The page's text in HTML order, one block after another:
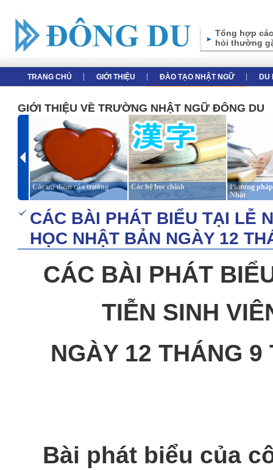
Tổng hợp
hỏi thường
TRANG CHỦ GIỚI THIỆU ĐÀO TẠO NHẬT NGỮ DU
GIỚI THIỆU VỀ TRƯỜNG NHẬT NGỮ ĐÔNG DU
Các ưu điểm của trường Các hệ học chính
Phương
Nhật
CÁC BÀI PHÁT BIỂU TẠI LỄ
HỌC NHẬT BẢN NGÀY 12
CÁC BÀI PHÁT
TIỄN SINH
NGÀY 12 THÁNG
Bài phát biểu của